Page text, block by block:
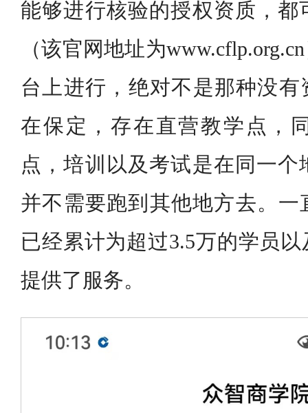
能够进行核验的授权资质，都
（该官网地址为
台上进行，绝对不是那种没有
在保定，存在直营教学点，
点，培训以及考试是在同一
并不需要跑到其他地方去。一
已经累计为超过3.5万的学员
提供了服务。